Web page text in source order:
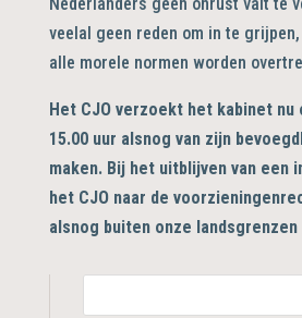
veelal geen reden om in te
alle morele normen worden
Het CJO verzoekt het kabinet nu
15.00 uur alsnog van zijn
maken. Bij het uitblijven van een
het CJO naar de
alsnog buiten onze